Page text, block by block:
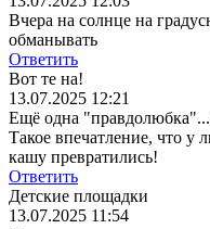
Вчера на солнце на
обманывать
Ответить
Вот те на!
13.07.2025 12:21
Ещё одна
Такое впечатление, что у
кашу превратились!
Ответить
Детские площадки
13.07.2025 11:54